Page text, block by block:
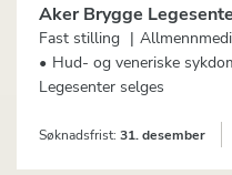
Aker Brygge
Fast stilling
Hud- og veneriske
Legesenter selges
Søknadsfrist: 31. desember